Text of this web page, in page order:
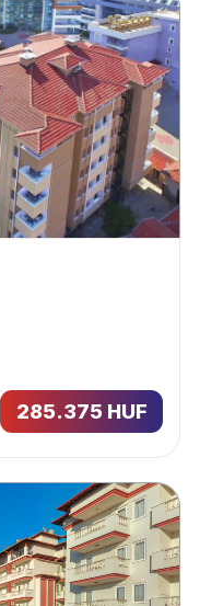
285.375 HUF